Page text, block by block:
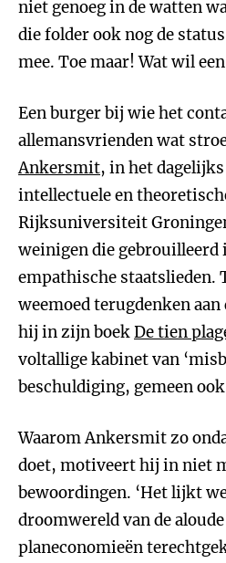
niet genoeg in de watten
die folder ook nog de
mee. Toe maar! Wat wil
Een burger bij wie het
allemansvrienden wat
Ankersmit, in het
intellectuele en
Rijksuniversiteit
weinigen die gebrouilleerd
empathische staatslieden.
weemoed terugdenken
hij in zijn boekDe tien
voltallige kabinet van
beschuldiging, gemeen
Waarom Ankersmit zo
doet, motiveert hij in niet
bewoordingen. ‘Het lijkt
droomwereld van de
planeconomieën